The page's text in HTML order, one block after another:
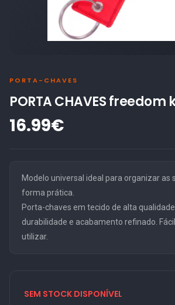
PORTA-CHAVES
PORTA CHAVES freedom
16.99€
Modelo universal ideal para organizar as
forma prática.
Porta-chaves em tecido de alta
durabilidade e acabamento refinado.
utilizar.
SEM STOCK DISPONÍVEL